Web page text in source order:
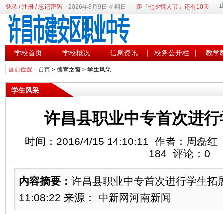
登录/注册/忘记密码 2026年8月9日 星期日 距『七夕情人节』还有10天
学校首页 学校概况 信息资讯 校务公开栏 教学
当前位置： 首页> 德育之窗> 学生风采
学生风采
许昌县职业中专首次进
时间：2016/4/15 14:10:11 作者：周磊
184 评论：0
内容摘要： 许昌县职业中专首次进行学生拓
11:08:22 来源： 中新网河南新闻